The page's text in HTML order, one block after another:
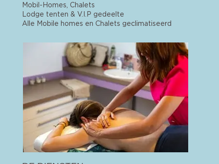
Mobil-Homes, Chalets
Lodge tenten & V.I.P gedeelte
Alle Mobile homes en Chalets geclimatiseerd